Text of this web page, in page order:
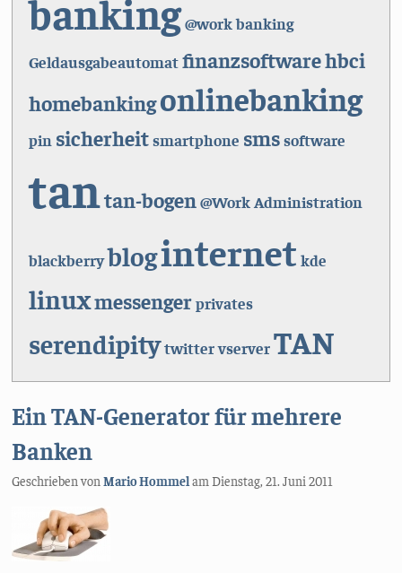
banking@workbanking
Geldausgabeautomatfinanzsoftwarehbci
homebankingonlinebanking
pin sicherheitsmartphone smssoftware
tantan-bogen@WorkAdministration
blackberrybloginternet kde
linuxmessengerprivates
serendipitytwittervserverTAN
Ein TAN-Generator für mehrere
Banken
Geschrieben vonMario HommelamDienstag, 21. Juni 2011